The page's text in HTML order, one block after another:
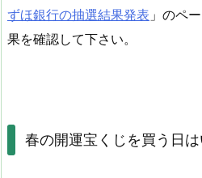
ずほ銀行の抽選結果発表 」のペ
果を確認して下さい。
春の開運宝くじを買う日は